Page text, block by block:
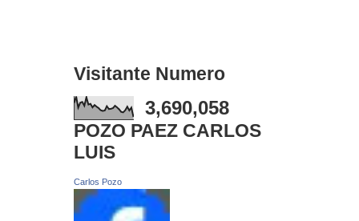
Visitante Numero
3,690,058
POZO PAEZ CARLOS
LUIS
Carlos Pozo